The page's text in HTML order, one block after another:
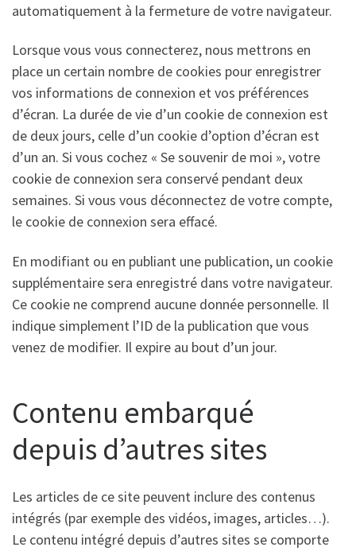
automatiquement à la fermeture de votre navigateur.
Lorsque vous vous connecterez, nous mettrons en
place un certain nombre de cookies pour enregistrer
vos informations de connexion et vos préférences
d’écran. La durée de vie d’un cookie de connexion est
de deux jours, celle d’un cookie d’option d’écran est
d’un an. Si vous cochez « Se souvenir de moi », votre
cookie de connexion sera conservé pendant deux
semaines. Si vous vous déconnectez de votre compte,
le cookie de connexion sera effacé.
En modifiant ou en publiant une publication, un cookie
supplémentaire sera enregistré dans votre navigateur.
Ce cookie ne comprend aucune donnée personnelle. Il
indique simplement l’ID de la publication que vous
venez de modifier. Il expire au bout d’un jour.
Contenu embarqué
depuis d’autres sites
Les articles de ce site peuvent inclure des contenus
intégrés (par exemple des vidéos, images, articles…).
Le contenu intégré depuis d’autres sites se comporte